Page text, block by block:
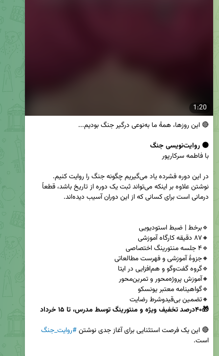
1:20
🟠 روایت‌نویسی جنگ
🔸تضمین بی‌قیدوشرط رضایت
🎁۴۰درصد تخفیف ویژه و منتورینگ توسط مدرس، تا ۱۵ خرداد
🔴 این یک فرصت استثنایی برای آغاز جدی نوشتن #روایت_جنگ